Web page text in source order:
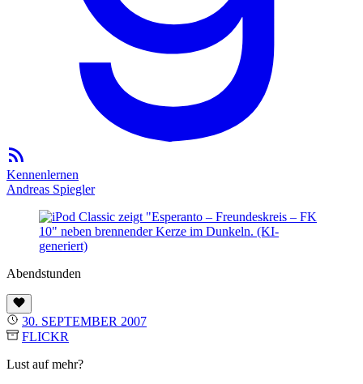
Kennenlernen
Andreas Spiegler
Abendstunden
30. SEPTEMBER 2007
FLICKR
Lust auf mehr?